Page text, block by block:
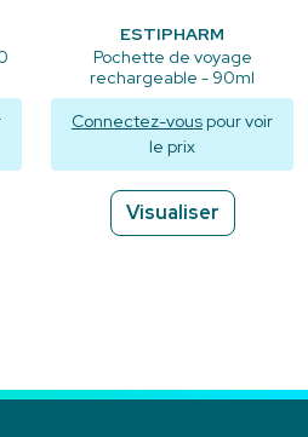
ESTIPHARM
Pochette de voyage
rechargeable - 90ml
Connectez-vous pour voir
le prix
Visualiser